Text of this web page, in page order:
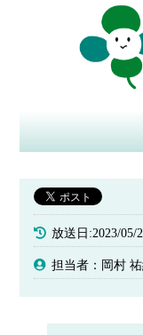
放送日:2023/05/
担当者：岡村